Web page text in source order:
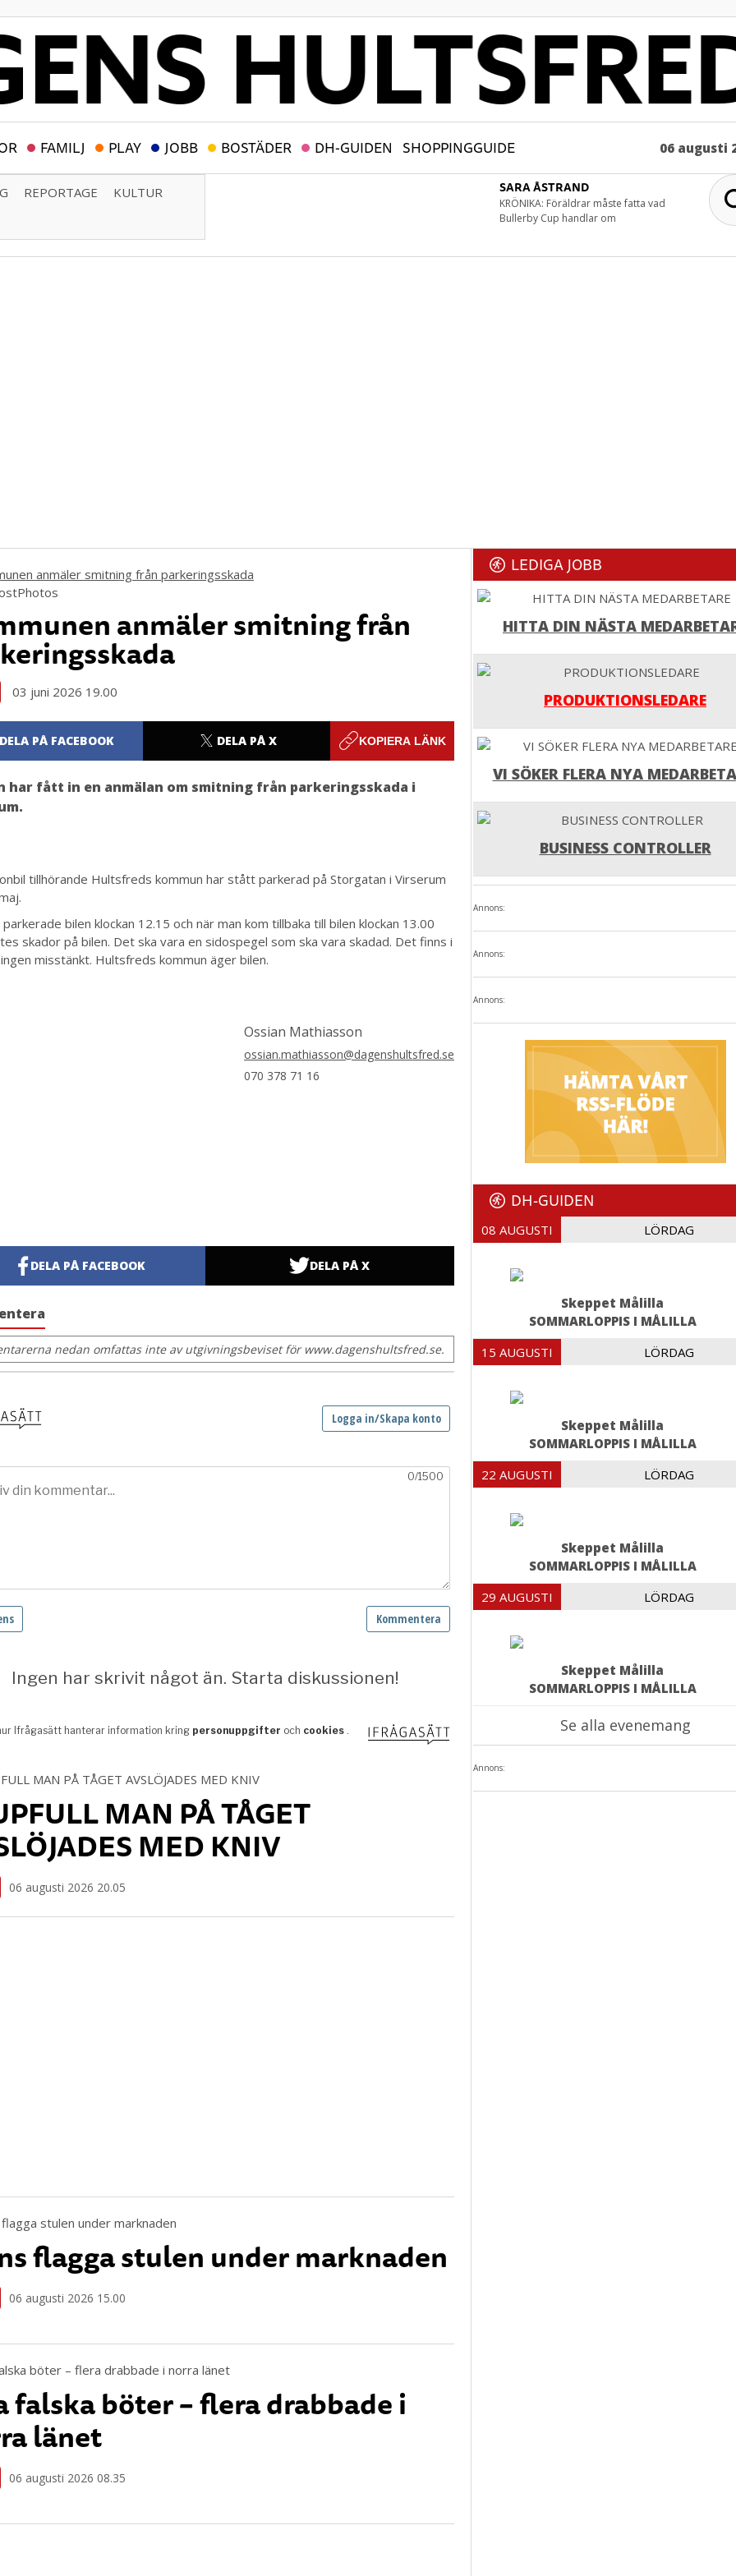
FAMILJ PLAY JOBB BOSTÄDER DH-GUIDEN SHOPPINGGUIDE 06 augusti
REPORTAGE KULTUR SARA ÅSTRAND
KRÖNIKA: Föräldrar måste fatta vad
Bullerby Cup handlar om
anmäler smitning från
03 juni 2026 19.00
PÅ FACEBOOK DELA PÅ X KOPIERA LÄNK
har fått in en anmälan om smitning från parkeringsskada i
tillhörande Hultsfreds kommun har stått parkerad på Storgatan i Virserum
bilen klockan 12.15 och när man kom tillbaka till bilen klockan 13.00
skador på bilen. Det ska vara en sidospegel som ska vara skadad. Det finns i
misstänkt. Hultsfreds kommun äger bilen.
Ossian Mathiasson
ossian.mathiasson@dagenshultsfred.se
070 378 71 16
DELA PÅ FACEBOOK DELA PÅ X
nedan omfattas inte av utgivningsbeviset för www.dagenshultsfred.se.
MAN PÅ TÅGET
MED KNIV
06 augusti 2026 20.05
flagga stulen under marknaden
06 augusti 2026 15.00
falska böter – flera drabbade i
länet
06 augusti 2026 08.35
LEDIGA JOBB
HITTA DIN NÄSTA
PRODUKTIONSLEDARE
VI SÖKER FLERA NYA
BUSINESS CONTROLLER
Annons:
Annons:
Annons:
DH-GUIDEN
08 AUGUSTI LÖRDAG
Skeppet Målilla
SOMMARLOPPIS I MÅLILLA
15 AUGUSTI LÖRDAG
Skeppet Målilla
SOMMARLOPPIS I MÅLILLA
22 AUGUSTI LÖRDAG
Skeppet Målilla
SOMMARLOPPIS I MÅLILLA
29 AUGUSTI LÖRDAG
Skeppet Målilla
SOMMARLOPPIS I MÅLILLA
Se alla evenemang
Annons: